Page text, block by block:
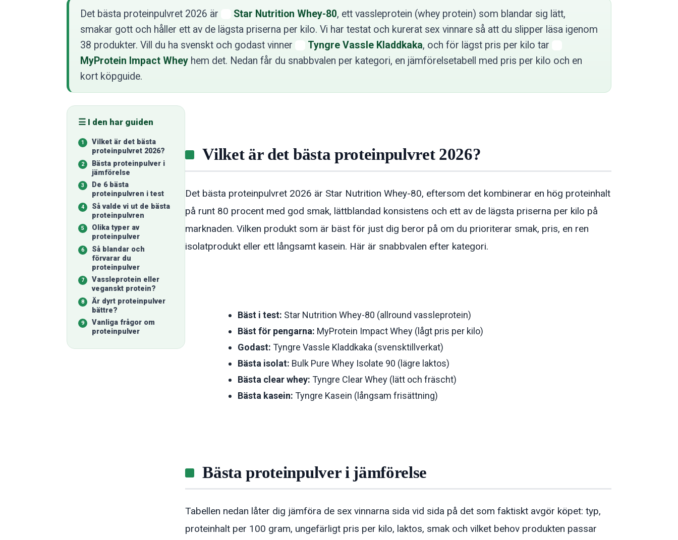
Det bästa proteinpulvret 2026 är Star Nutrition Whey-80, ett vassleprotein (whey protein) som blandar sig lätt,
smakar gott och håller ett av de lägsta priserna per kilo. Vi har testat och kurerat sex vinnare så att du slipper läsa igenom
38 produkter. Vill du ha svenskt och godast vinner
Tyngre Vassle Kladdkaka, och för lägst pris per kilo tar
MyProtein Impact Whey hem det. Nedan får du snabbvalen per kategori, en jämförelsetabell med pris per kilo och en
kort köpguide.
☰ I den har guiden
Vilket är det bästa
proteinpulvret 2026?
Bästa proteinpulver i
jämförelse
De 6 bästa
proteinpulvren i test
Så valde vi ut de bästa
proteinpulvren
Olika typer av
proteinpulver
Så blandar och
förvarar du
proteinpulver
Vassleprotein eller
veganskt protein?
Är dyrt proteinpulver
bättre?
Vanliga frågor om
proteinpulver
Vilket är det bästa proteinpulvret 2026?
Det bästa proteinpulvret 2026 är Star Nutrition Whey-80, eftersom det kombinerar en hög proteinhalt
på runt 80 procent med god smak, lättblandad konsistens och ett av de lägsta priserna per kilo på
marknaden. Vilken produkt som är bäst för just dig beror på om du prioriterar smak, pris, en ren
isolatprodukt eller ett långsamt kasein. Här är snabbvalen efter kategori.
Bäst i test: Star Nutrition Whey-80 (allround vassleprotein)
Bäst för pengarna: MyProtein Impact Whey (lågt pris per kilo)
Godast: Tyngre Vassle Kladdkaka (svensktillverkat)
Bästa isolat: Bulk Pure Whey Isolate 90 (lägre laktos)
Bästa clear whey: Tyngre Clear Whey (lätt och fräscht)
Bästa kasein: Tyngre Kasein (långsam frisättning)
Bästa proteinpulver i jämförelse
Tabellen nedan låter dig jämföra de sex vinnarna sida vid sida på det som faktiskt avgör köpet: typ,
proteinhalt per 100 gram, ungefärligt pris per kilo, laktos, smak och vilket behov produkten passar